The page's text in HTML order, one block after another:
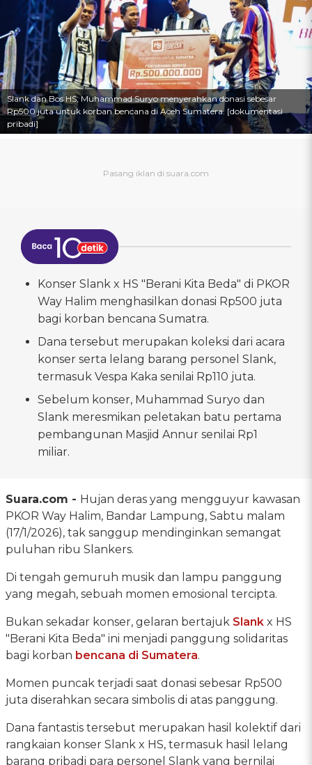
Slank dan Bos HS, Muhammad Suryo menyerahkan donasi sebesar
Rp500 juta untuk korban bencana di Aceh Sumatera. [dokumentasi
pribadi]
Konser Slank x HS "Berani Kita Beda" di PKOR
Way Halim menghasilkan donasi Rp500 juta
bagi korban bencana Sumatra.
Dana tersebut merupakan koleksi dari acara
konser serta lelang barang personel Slank,
termasuk Vespa Kaka senilai Rp110 juta.
Sebelum konser, Muhammad Suryo dan
Slank meresmikan peletakan batu pertama
pembangunan Masjid Annur senilai Rp1
miliar.
Suara.com - Hujan deras yang mengguyur kawasan
PKOR Way Halim, Bandar Lampung, Sabtu malam
(17/1/2026), tak sanggup mendinginkan semangat
puluhan ribu Slankers.
Di tengah gemuruh musik dan lampu panggung
yang megah, sebuah momen emosional tercipta.
Bukan sekadar konser, gelaran bertajuk Slank x HS
"Berani Kita Beda" ini menjadi panggung solidaritas
bagi korban bencana di Sumatera.
Momen puncak terjadi saat donasi sebesar Rp500
juta diserahkan secara simbolis di atas panggung.
Dana fantastis tersebut merupakan hasil kolektif dari
rangkaian konser Slank x HS, termasuk hasil lelang
barang pribadi para personel Slank yang bernilai